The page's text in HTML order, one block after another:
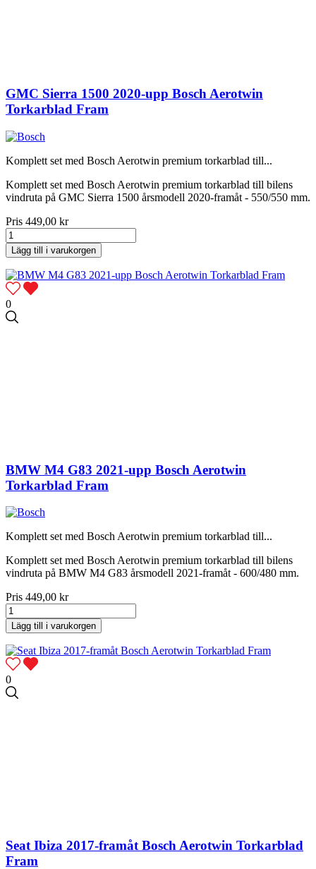
GMC Sierra 1500 2020-upp Bosch Aerotwin
Torkarblad Fram
Komplett set med Bosch Aerotwin premium torkarblad till...
Komplett set med Bosch Aerotwin premium torkarblad till bilens
vindruta på GMC Sierra 1500 årsmodell 2020-framåt - 550/550 mm.
Pris 449,00 kr
Lägg till i varukorgen
0
BMW M4 G83 2021-upp Bosch Aerotwin
Torkarblad Fram
Komplett set med Bosch Aerotwin premium torkarblad till...
Komplett set med Bosch Aerotwin premium torkarblad till bilens
vindruta på BMW M4 G83 årsmodell 2021-framåt - 600/480 mm.
Pris 449,00 kr
Lägg till i varukorgen
0
Seat Ibiza 2017-framåt Bosch Aerotwin Torkarblad
Fram